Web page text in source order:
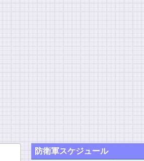
防衛軍スケジュール